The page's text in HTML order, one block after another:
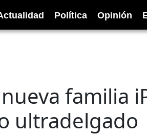
Política Opinión
familia
ultradelgado